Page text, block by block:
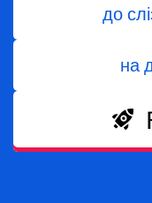
до
на